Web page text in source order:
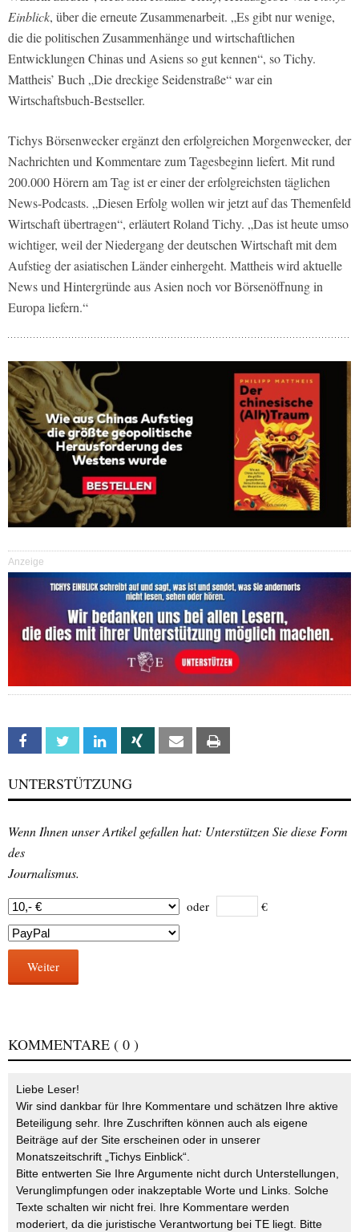
Einblick, über die erneute Zusammenarbeit. „Es gibt nur wenige,
die die politischen Zusammenhänge und wirtschaftlichen
Entwicklungen Chinas und Asiens so gut kennen“, so Tichy.
Mattheis’ Buch „Die dreckige Seidenstraße“ war ein
Wirtschaftsbuch-Bestseller.
Tichys Börsenwecker ergänzt den erfolgreichen Morgenwecker, der
Nachrichten und Kommentare zum Tagesbeginn liefert. Mit rund
200.000 Hörern am Tag ist er einer der erfolgreichsten täglichen
News-Podcasts. „Diesen Erfolg wollen wir jetzt auf das Themenfeld
Wirtschaft übertragen“, erläutert Roland Tichy. „Das ist heute umso
wichtiger, weil der Niedergang der deutschen Wirtschaft mit dem
Aufstieg der asiatischen Länder einhergeht. Mattheis wird aktuelle
News und Hintergründe aus Asien noch vor Börsenöffnung in
Europa liefern.“
Anzeige
Facebook Twitter Linkedin Xing Email
UNTERSTÜTZUNG
Wenn Ihnen unser Artikel gefallen hat: Unterstützen Sie diese Form
des
Journalismus.
oder €
Weiter
KOMMENTARE ( 0 )
Liebe Leser!
Wir sind dankbar für Ihre Kommentare und schätzen Ihre aktive
Beteiligung sehr. Ihre Zuschriften können auch als eigene
Beiträge auf der Site erscheinen oder in unserer
Monatszeitschrift „Tichys Einblick“.
Bitte entwerten Sie Ihre Argumente nicht durch Unterstellungen,
Verunglimpfungen oder inakzeptable Worte und Links. Solche
Texte schalten wir nicht frei. Ihre Kommentare werden
moderiert, da die juristische Verantwortung bei TE liegt. Bitte